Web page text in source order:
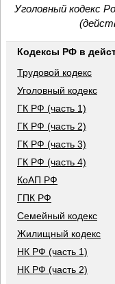
Уголовный кодекс
Кодексы РФ в
Трудовой кодекс
Уголовный кодекс
ГК РФ (часть 1)
ГК РФ (часть 2)
ГК РФ (часть 3)
ГК РФ (часть 4)
КоАП РФ
ГПК РФ
Семейный кодекс
Жилищный кодекс
НК РФ (часть 1)
НК РФ (часть 2)